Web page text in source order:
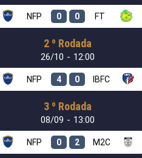
NFP 0 0 FT
2 º Rodada
26/10 - 12:00
NFP 4 0 IBFC
3 º Rodada
08/09 - 13:00
NFP 0 2 M2C